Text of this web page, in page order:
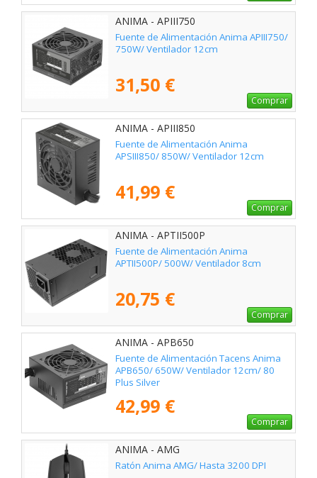
ANIMA - APIII750
Fuente de Alimentación Anima APIII750/
750W/ Ventilador 12cm
31,50 €
Comprar
ANIMA - APIII850
Fuente de Alimentación Anima
APSIII850/ 850W/ Ventilador 12cm
41,99 €
Comprar
ANIMA - APTII500P
Fuente de Alimentación Anima
APTII500P/ 500W/ Ventilador 8cm
20,75 €
Comprar
ANIMA - APB650
Fuente de Alimentación Tacens Anima
APB650/ 650W/ Ventilador 12cm/ 80
Plus Silver
42,99 €
Comprar
ANIMA - AMG
Ratón Anima AMG/ Hasta 3200 DPI